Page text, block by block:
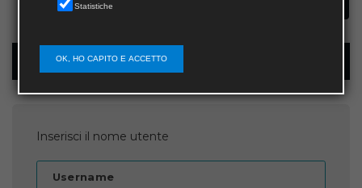
Password recovery
Inserisci il nome utente
Username
Statistiche
OK, HO CAPITO E ACCETTO